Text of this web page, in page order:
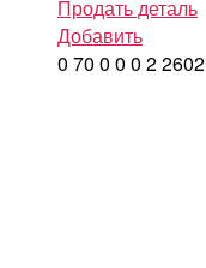
Продать деталь
Добавить
0 70 0 0 0 22602